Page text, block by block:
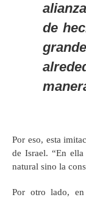
de
Por eso, esta
de Israel. “En
natural sino la
Por otro lado,